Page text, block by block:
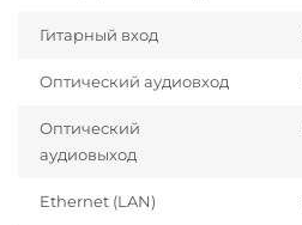
Гитарный вход
Оптический аудиовход
Оптический
аудиовыход
Ethernet (LAN)